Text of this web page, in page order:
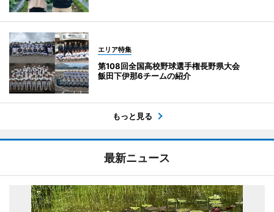
エリア特集
第108回全国高校野球選手権長野県大会
飯田下伊那6チームの紹介
もっと見る
最新ニュース